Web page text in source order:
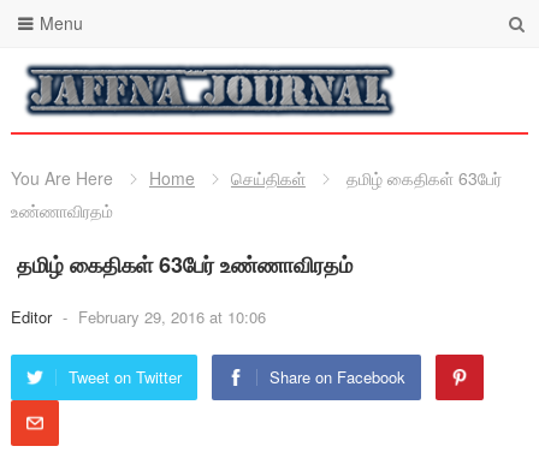
Menu
You Are Here Home செய்திகள்
தமிழ் கைதிகள் 63பேர்
உண்ணாவிரதம்
தமிழ் கைதிகள் 63பேர் உண்ணாவிரதம்
Editor - February 29, 2016 at 10:06
Tweet on Twitter Share on Facebook